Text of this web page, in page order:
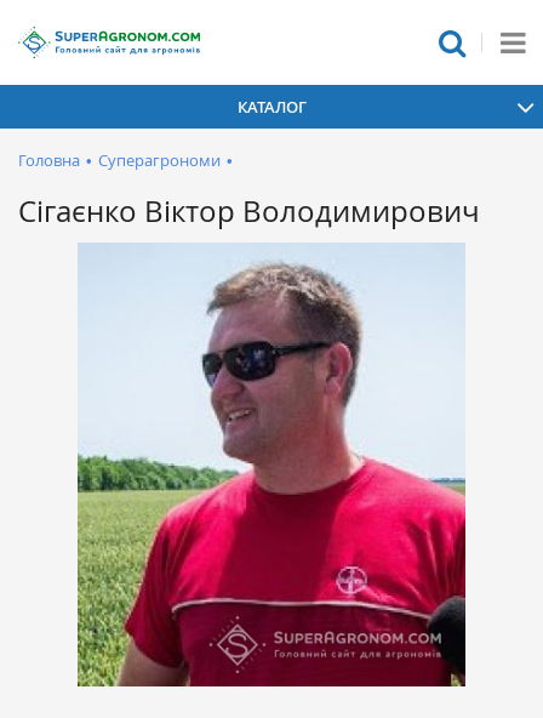
КАТАЛОГ
Головна • Суперагрономи •
Сігаєнко Віктор Володимирович